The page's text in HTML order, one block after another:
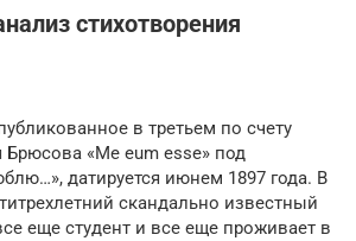
стихотворения
в третьем по счету
Брюсова «Me eum esse» под
датируется июнем 1897 года. В
скандально известный
еще студент и все еще проживает в